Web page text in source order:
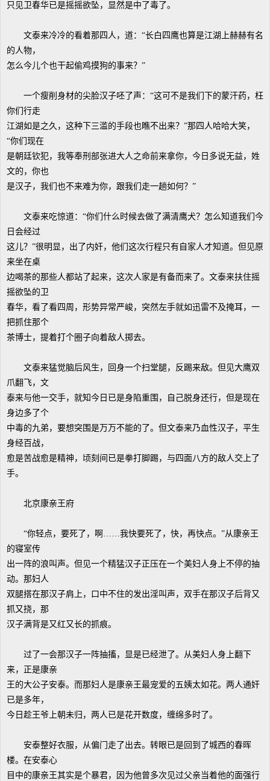
只见卫春华已是摇摇欲坠，显然是中了毒了。
文泰来冷冷的看着那四人，道：“长白四鹰也算是江湖上赫赫有名
的人物，
怎么今儿个也干起偷鸡摸狗的事来？”
一个瘦削身材的尖脸汉子呸了声：“这可不是我们下的蒙汗药，枉
你们行走
江湖如是之久，这种下三滥的手段也瞧不出来？”那四人哈哈大笑，
“你们现在
是朝廷钦犯，我等奉刑部张进大人之命前来拿你，今日多说无益，姓
文的，你也
是汉子，我们也不来难为你，跟我们走一趟如何？”
文泰来吃惊道：“你们什么时候去做了满清鹰犬？怎么知道我们今
日会经过
这儿？”很明显，出了内奸，他们这次行程只有自家人才知道。但见原
来坐在桌
边喝茶的那些人都站了起来，这次人家是有备而来了。文泰来扶住摇
摇欲坠的卫
春华，看了看四周，形势异常严峻，突然左手就如迅雷不及掩耳，一
把抓住那个
茶博士，提着打个圈子向着敌人掷去。
文泰来猛觉脑后风生，回身一个扫堂腿，反踢来敌。但见大鹰双
爪翻飞，文
泰来与他一交手，就知今日已是身陷重围，自己脱身还行，但是现在
身边多了个
中毒的九弟，要想突围是万万不能的了。但文泰来乃血性汉子，平生
身经百战，
愈是苦战愈是精神，顷刻间已是拳打脚踢，与四面八方的敌人交上了
手。
北京康亲王府
“你轻点，要死了，啊……我快要死了，快，再快点。”从康亲王
的寝室传
出一阵的浪叫声。但见一个精猛汉子正压在一个美妇人身上不停的抽
动。那妇人
双腿搭在那汉子肩上，口中不住的发出淫叫声，双手在那汉子后背又
抓又挠，那
汉子满背是又红又长的抓痕。
过了一会那汉子一阵抽搐，显是已经泄了。从美妇人身上翻下
来，正是康亲
王的大公子安泰。而那妇人是康亲王最宠爱的五姨太如花。两人通奸
已是多年，
今日趁王爷上朝未归，两人已是花开数度，缠绵多时了。
安泰整好衣服，从偏门走了出去。转眼已是回到了城西的春晖
楼。在安泰心
目中的康亲王其实是个暴君，因为他曾多次见过父亲当着他的面强行